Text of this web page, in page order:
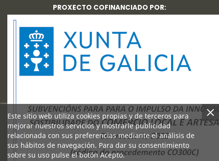
Este sitio web utiliza cookies propias y de terceros para
mejorar nuestros servicios y mostrarle publicidad
relacionada con sus preferencias mediante el análisis de
sus hábitos de navegación. Para dar su consentimiento
sobre su uso pulse el botón Acepto.
PROXECTO COFINANCIADO POR: